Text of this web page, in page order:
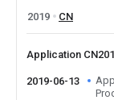
2019
CN
Application
2019-06-13